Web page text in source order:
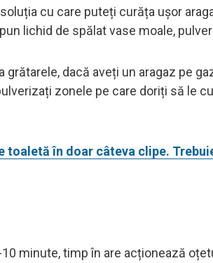
cu care puteți curăța ușor
lichid de spălat vase moale,
grătarele, dacă aveți un aragaz pe
zonele pe care doriți să le
toaletă în doar câteva clipe.
minute, timp în are acționează